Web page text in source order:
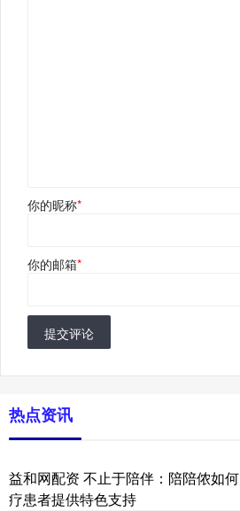
你的昵称*
你的邮箱*
提交评论
热点资讯
益和网配资 不止于陪伴：陪陪侬如
疗患者提供特色支持